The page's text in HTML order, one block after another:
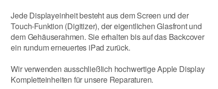
Jede Displayeinheit besteht aus dem Screen und der
Touch-Funktion (Digitizer), der eigentlichen Glasfront und
dem Gehäuserahmen. Sie erhalten bis auf das Backcover
ein rundum erneuertes iPad zurück.
Wir verwenden ausschließlich hochwertige Apple Display
Kompletteinheiten für unsere Reparaturen.